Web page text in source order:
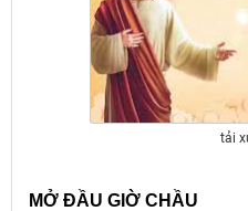
tải
MỞ ĐẦU GIỜ CHẦU